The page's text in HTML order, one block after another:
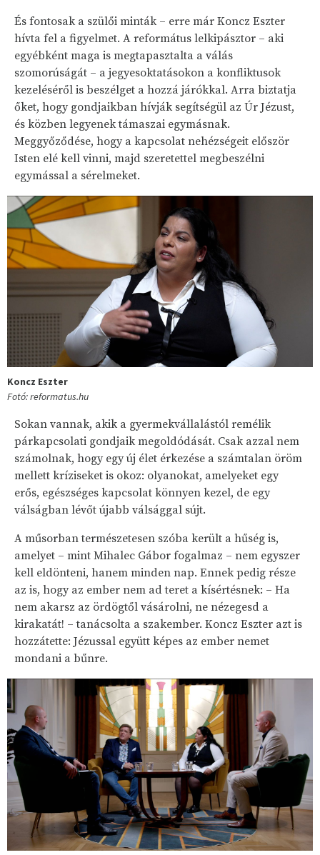
És fontosak a szülői minták – erre már Koncz Eszter
hívta fel a figyelmet. A református lelkipásztor – aki
egyébként maga is megtapasztalta a válás
szomorúságát – a jegyesoktatásokon a konfliktusok
kezeléséről is beszélget a hozzá járókkal. Arra biztatja
őket, hogy gondjaikban hívják segítségül az Úr Jézust,
és közben legyenek támaszai egymásnak.
Meggyőződése, hogy a kapcsolat nehézségeit először
Isten elé kell vinni, majd szeretettel megbeszélni
egymással a sérelmeket.
Koncz Eszter
Fotó: reformatus.hu
Sokan vannak, akik a gyermekvállalástól remélik
párkapcsolati gondjaik megoldódását. Csak azzal nem
számolnak, hogy egy új élet érkezése a számtalan öröm
mellett kríziseket is okoz: olyanokat, amelyeket egy
erős, egészséges kapcsolat könnyen kezel, de egy
válságban lévőt újabb válsággal sújt.
A műsorban természetesen szóba került a hűség is,
amelyet – mint Mihalec Gábor fogalmaz – nem egyszer
kell eldönteni, hanem minden nap. Ennek pedig része
az is, hogy az ember nem ad teret a kísértésnek: – Ha
nem akarsz az ördögtől vásárolni, ne nézegesd a
kirakatát! – tanácsolta a szakember. Koncz Eszter azt is
hozzátette: Jézussal együtt képes az ember nemet
mondani a bűnre.